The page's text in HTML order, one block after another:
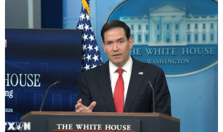
trong lĩnh vực thuế và hải quan
08/08/2026 09:54
Mỹ chi hơn 2 tỷ USD thúc đẩy ngành
pin và khoáng sản nội địa
08/08/2026 08:16